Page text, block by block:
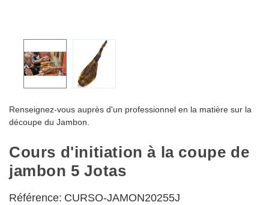
Renseignez-vous auprès d'un professionnel en la matière sur la
découpe du Jambon.
Cours d'initiation à la coupe de
jambon 5 Jotas
Référence: CURSO-JAMON20255J